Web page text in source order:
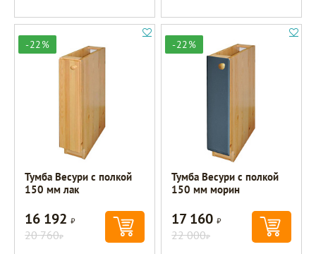
-22%
Тумба Весури с полкой
150 мм лак
16 192Р
20 760Р
-22%
Тумба Весури с полкой
150 мм морин
17 160Р
22 000Р